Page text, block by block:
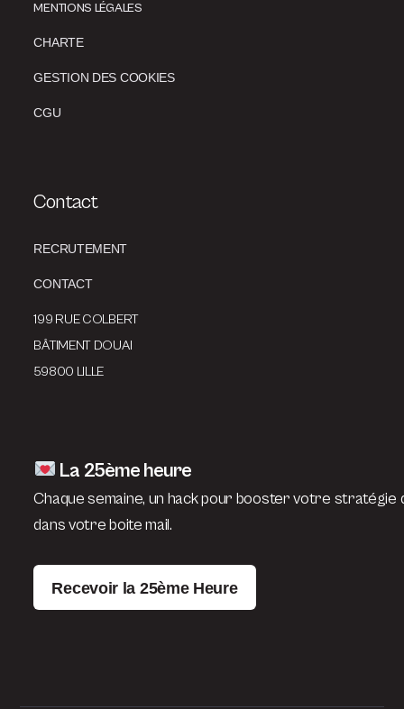
MENTIONS LÉGALES
CHARTE
GESTION DES COOKIES
CGU
Contact
RECRUTEMENT
CONTACT
199 RUE COLBERT
BÂTIMENT DOUAI
59800 LILLE
La 25ème heure
Chaque semaine, un hack pour booster votre stratégie
dans votre boite mail.
Recevoir la 25ème Heure